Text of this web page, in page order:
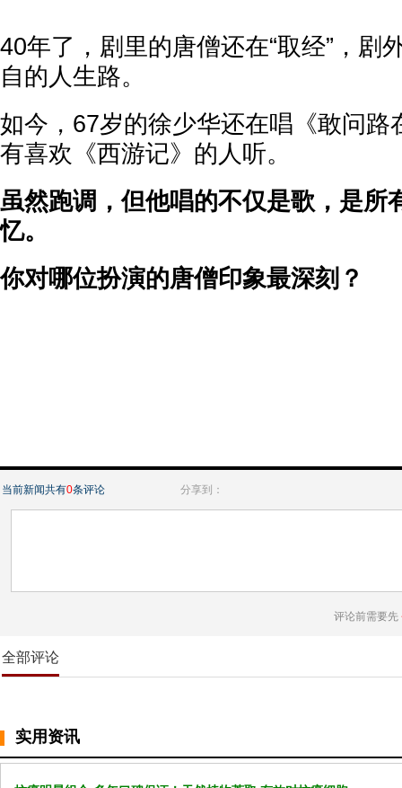
40年了，剧里的唐僧还在“取经”，剧
自的人生路。
如今，67岁的徐少华还在唱《敢问路
有喜欢《西游记》的人听。
虽然跑调，但他唱的不仅是歌，是所
忆。
你对哪位扮演的唐僧印象最深刻？
当前新闻共有0条评论 分享到：
评论前需要先
全部评论
实用资讯